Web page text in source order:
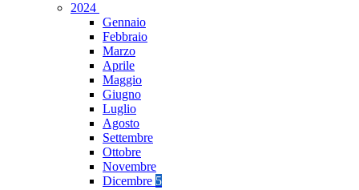
2024
Gennaio
Febbraio
Marzo
Aprile
Maggio
Giugno
Luglio
Agosto
Settembre
Ottobre
Novembre
Dicembre 5